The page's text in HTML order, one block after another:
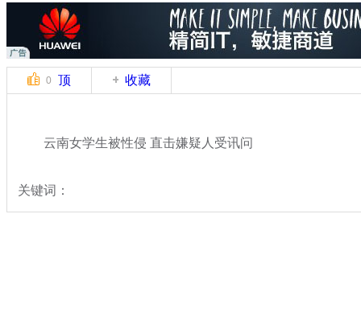
0 顶 收藏
云南女学生被性侵 直击嫌疑人受讯问
关键词：